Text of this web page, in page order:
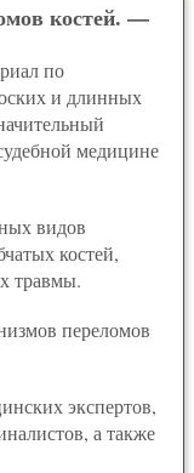
костей. —
по
и длинных
медицине
видов
костей,
травмы.
переломов
экспертов,
а также